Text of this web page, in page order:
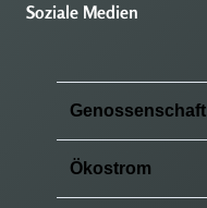
Soziale Medien
Genossenschaft
Ökostrom